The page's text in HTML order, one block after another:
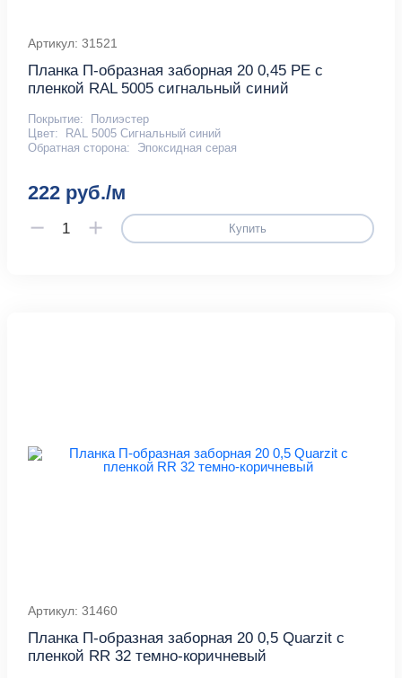
Артикул: 31521
Планка П-образная заборная 20 0,45 PE с
пленкой RAL 5005 сигнальный синий
Покрытие:
Полиэстер
Цвет:
RAL 5005 Сигнальный синий
Обратная сторона:
Эпоксидная серая
222 руб./м
Купить
Артикул: 31460
Планка П-образная заборная 20 0,5 Quarzit с
пленкой RR 32 темно-коричневый